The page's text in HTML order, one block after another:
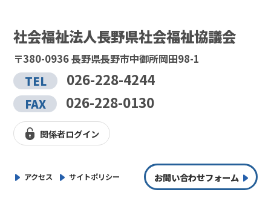
社会福祉法人長野県社会福祉協議会
〒380-0936 長野県長野市中御所岡田98-1
TEL 026-228-4244
FAX 026-228-0130
関係者ログイン
アクセス サイトポリシー お問い合わせフォーム